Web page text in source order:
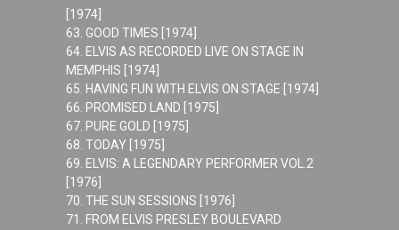
[1974]
63. GOOD TIMES [1974]
64. ELVIS AS RECORDED LIVE ON STAGE IN
MEMPHIS [1974]
65. HAVING FUN WITH ELVIS ON STAGE [1974]
66. PROMISED LAND [1975]
67. PURE GOLD [1975]
68. TODAY [1975]
69. ELVIS: A LEGENDARY PERFORMER VOL.2
[1976]
70. THE SUN SESSIONS [1976]
71. FROM ELVIS PRESLEY BOULEVARD